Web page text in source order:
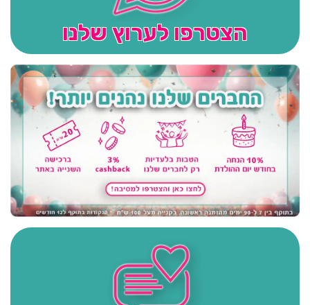
הצטרפו לערוץ שלנו